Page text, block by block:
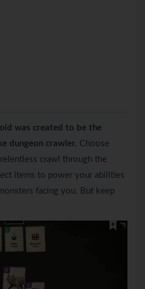
was created to be the
dungeon crawler. Choose
crawl through the
items to power your abilities
facing you. But keep